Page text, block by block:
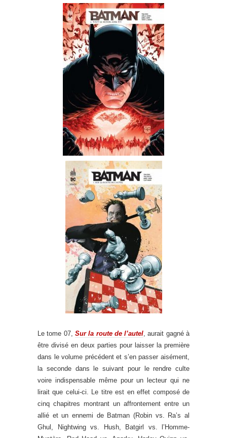
Le tome 07, Sur la route de l’autel, aurait gagné à
être divisé en deux parties pour laisser la première
dans le volume précédent et s’en passer aisément,
la seconde dans le suivant pour le rendre culte
voire indispensable même pour un lecteur qui ne
lirait que celui-ci. Le titre est en effet composé de
cinq chapitres montrant un affrontement entre un
allié et un ennemi de Batman (Robin vs. Ra’s al
Ghul, Nightwing vs. Hush, Batgirl vs. l’Homme-